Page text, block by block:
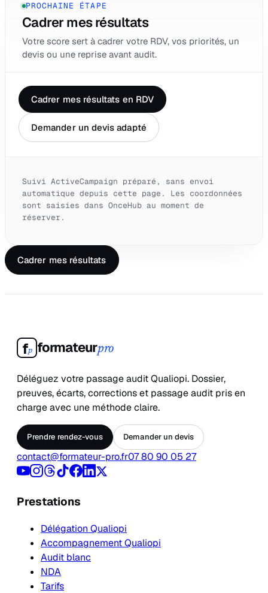
PROCHAINE ÉTAPE
Cadrer mes résultats
Votre score sert à cadrer votre RDV, vos priorités, un
devis ou une reprise avant audit.
Cadrer mes résultats en RDV
Demander un devis adapté
Suivi ActiveCampaign préparé, sans envoi
automatique depuis cette page. Les coordonnées
sont saisies dans OnceHub au moment de
réserver.
Cadrer mes résultats
fp formateurpro
Déléguez votre passage audit Qualiopi. Dossier,
preuves, écarts, corrections et passage audit pris en
charge avec une méthode claire.
Prendre rendez-vous Demander un devis
contact@formateur-pro.fr07 80 90 05 27
Prestations
Délégation Qualiopi
Accompagnement Qualiopi
Audit blanc
NDA
Tarifs